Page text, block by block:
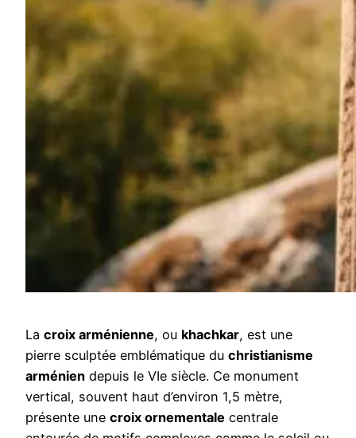
La croix arménienne, ou khachkar, est une
pierre sculptée emblématique du christianisme
arménien depuis le VIe siècle. Ce monument
vertical, souvent haut d’environ 1,5 mètre,
présente une croix ornementale centrale